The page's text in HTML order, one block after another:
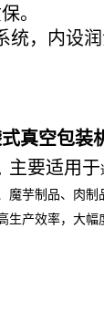
。
统，内设
真空包装
主要适用于
魔芋制品、肉
生产效率，大